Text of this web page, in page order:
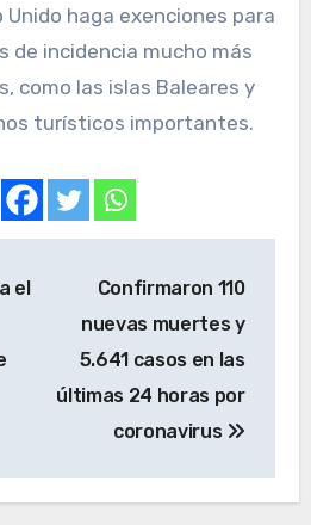
Unido haga exenciones para
de incidencia mucho más
como las islas Baleares y
turísticos importantes.
el
Confirmaron 110
nuevas muertes y
5.641 casos en las
últimas 24 horas por
coronavirus